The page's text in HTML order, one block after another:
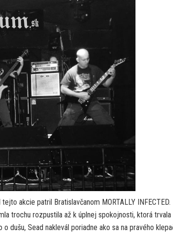
akcie patril Bratislavčanom MORTALLY INFECTED.
trochu rozpustila až k úplnej spokojnosti, ktorá trvala
dušu, Sead naklevál poriadne ako sa na pravého